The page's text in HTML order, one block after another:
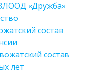
«Дружба»
состав
состав
лет